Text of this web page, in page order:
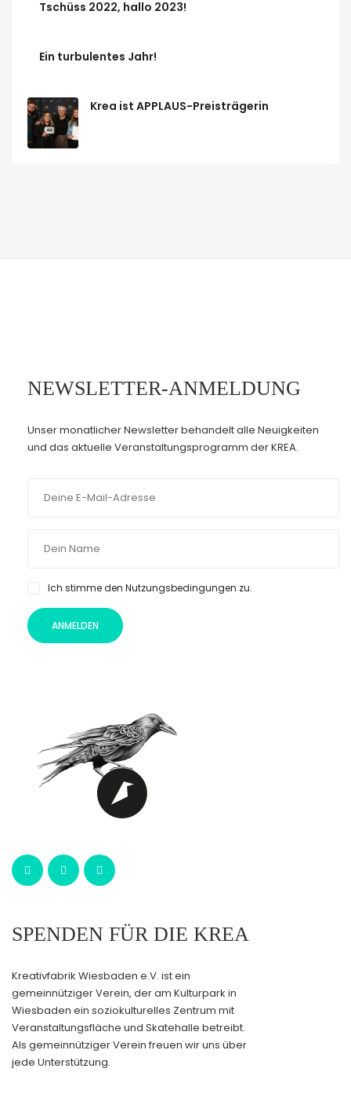
Tschüss 2022, hallo 2023!
Ein turbulentes Jahr!
Krea ist APPLAUS-Preisträgerin
NEWSLETTER-ANMELDUNG
Unser monatlicher Newsletter behandelt alle Neuigkeiten
und das aktuelle Veranstaltungsprogramm der KREA.
Ich stimme den Nutzungsbedingungen zu.
ANMELDEN
SPENDEN FÜR DIE KREA
Kreativfabrik Wiesbaden e.V. ist ein
gemeinnütziger Verein, der am Kulturpark in
Wiesbaden ein soziokulturelles Zentrum mit
Veranstaltungsfläche und Skatehalle betreibt.
Als gemeinnütziger Verein freuen wir uns über
jede Unterstützung.